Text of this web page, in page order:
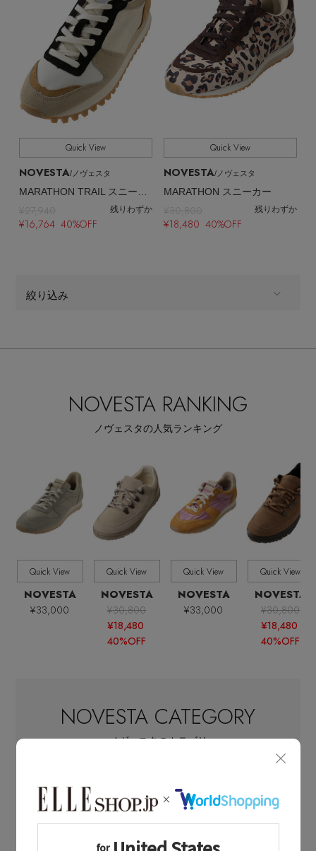
【エディターズ・エッセンシャル】
ベーシックとトレンドが交差する16の名品
Quick View
NOVESTA/ノヴェスタ
MARATHON TRAIL スニーカー
¥27,940 残りわずか
¥16,764 40%OFF
Quick View
NOVESTA/ノヴェスタ
MARATHON スニーカー
¥30,800 残りわずか
¥18,480 40%OFF
絞り込み
全てのカラー
SHOES SIZE 全てのシューズサイズ
販売状況 すべて
価格 全ての価格
NOVESTA RANKING
ノヴェスタの人気ランキング
Quick View
NOVESTA
¥33,000
Quick View
NOVESTA
¥30,800
¥18,480
40%OFF
Quick View
NOVESTA
¥33,000
Quick View
NOVESTA
¥30,800
¥18,480
40%OFF
NOVESTA CATEGORY
ノヴェスタのカテゴリ
NOVESTA (ノヴェスタ)のスニーカー